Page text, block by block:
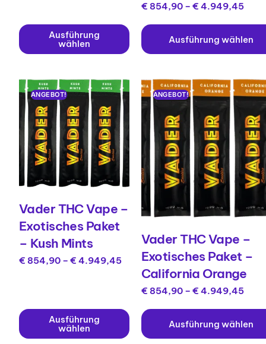
Ausführung
wählen
€ 854,90 – € 4.949,45
Ausführung wählen
ANGEBOT!
Vader THC Vape –
Exotisches Paket
– Kush Mints
€ 854,90 – € 4.949,45
Ausführung
wählen
ANGEBOT!
Vader THC Vape –
Exotisches Paket –
California Orange
€ 854,90 – € 4.949,45
Ausführung wählen